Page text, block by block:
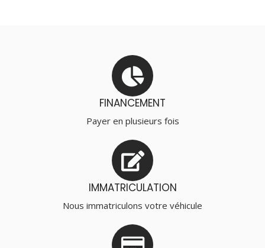
FINANCEMENT
Payer en plusieurs fois
IMMATRICULATION
Nous immatriculons votre véhicule